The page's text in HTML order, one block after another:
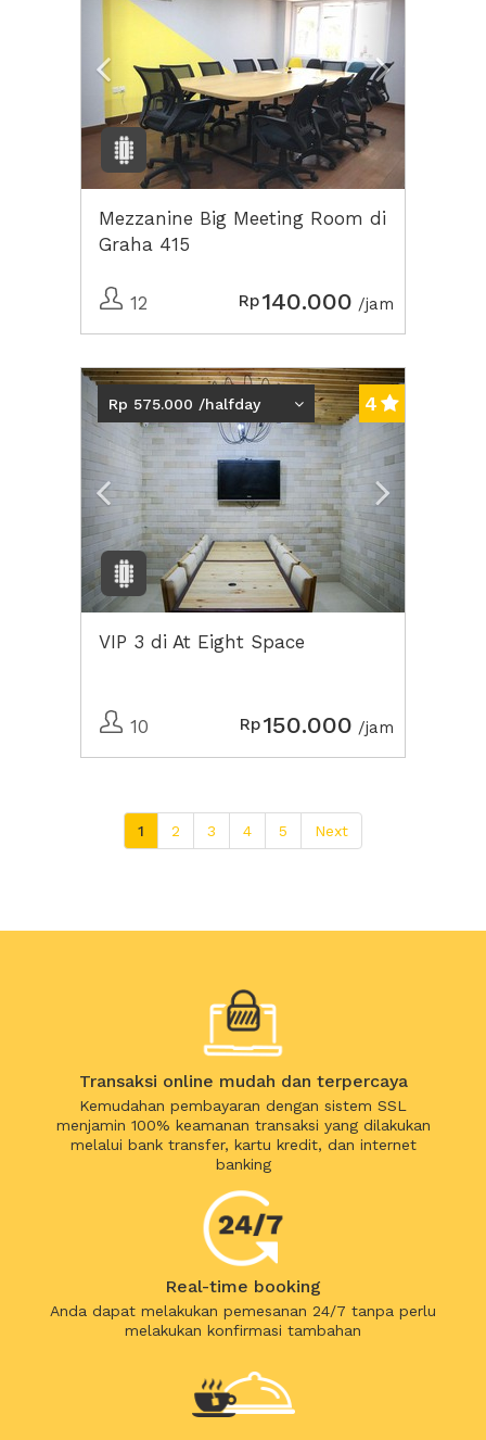
Mezzanine Big Meeting Room di
Graha 415
12 Rp140.000 /jam
Previous Next2
Rp 575.000 /halfday 4
VIP 3 di At Eight Space
10 Rp150.000 /jam
1 2 3 4 5 Next
Transaksi online mudah dan terpercaya
Kemudahan pembayaran dengan sistem SSL
menjamin 100% keamanan transaksi yang dilakukan
melalui bank transfer, kartu kredit, dan internet
banking
Real-time booking
Anda dapat melakukan pemesanan 24/7 tanpa perlu
melakukan konfirmasi tambahan